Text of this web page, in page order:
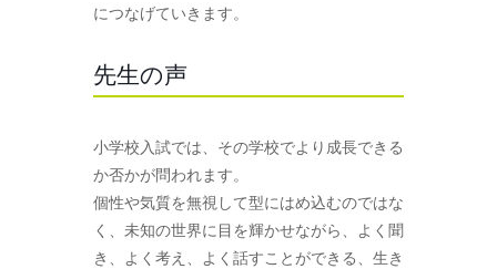
につなげていきます。
先生の声
小学校入試では、その学校でより成長できる
か否かが問われます。
個性や気質を無視して型にはめ込むのではな
く、未知の世界に目を輝かせながら、よく聞
き、よく考え、よく話すことができる、生き